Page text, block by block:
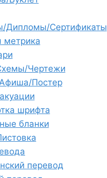
Дипломы/Сертификаты
метрика
Чертежи
Постер
шрифта
бланки
перевод